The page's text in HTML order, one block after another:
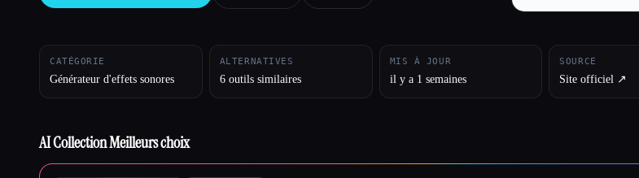
CATÉGORIE
Générateur d'effets sonores
ALTERNATIVES
6 outils similaires
MIS À JOUR
il y a 1 semaines
SOURCE
Site officiel ↗︎
AI Collection Meilleurs choix